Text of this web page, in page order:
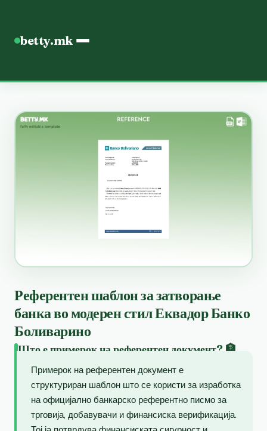
betty.mk
Референтен шаблон за затворање
банка во модерен стил Еквадор Банко
Боливарино
Што е примерок на референтен документ? 🏦
Примерок на референтен документ е
структуриран шаблон што се користи за изработка
на официјално банкарско референтно писмо за
трговија, добавувачи и финансиска верификација.